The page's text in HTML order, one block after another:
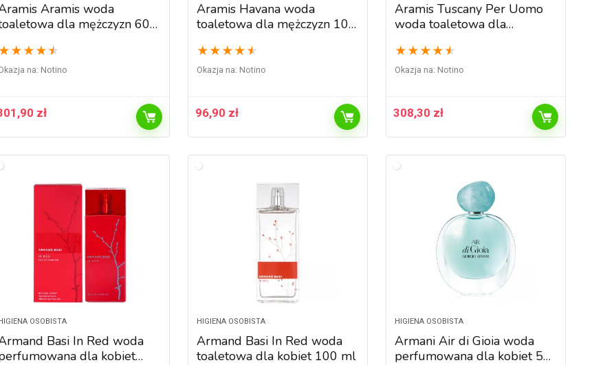
Aramis woda
dla mężczyzn 60
★ ★ ★ ★ ★
na: Notino
zł
Aramis Havana woda
toaletowa dla mężczyzn 100
★ ★ ★ ★ ★
Okazja na: Notino
96,90 zł
Aramis Tuscany Per Uomo
woda toaletowa dla
★ ★ ★ ★ ★
Okazja na: Notino
308,30 zł
OSOBISTA
Basi In Red woda
dla kobiet
HIGIENA OSOBISTA
Armand Basi In Red woda
toaletowa dla kobiet 100 ml
HIGIENA OSOBISTA
Armani Air di Gioia woda
perfumowana dla kobiet 50